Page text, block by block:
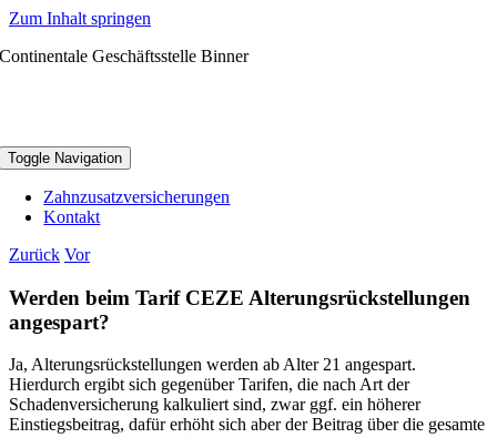
Zum Inhalt springen
Continentale Geschäftsstelle Binner
Toggle Navigation
Zahnzusatzversicherungen
Kontakt
Zurück Vor
Werden beim Tarif CEZE Alterungsrückstellungen
angespart?
Ja, Alterungsrückstellungen werden ab Alter 21 angespart.
Hierdurch ergibt sich gegenüber Tarifen, die nach Art der
Schadenversicherung kalkuliert sind, zwar ggf. ein höherer
Einstiegsbeitrag, dafür erhöht sich aber der Beitrag über die gesamte